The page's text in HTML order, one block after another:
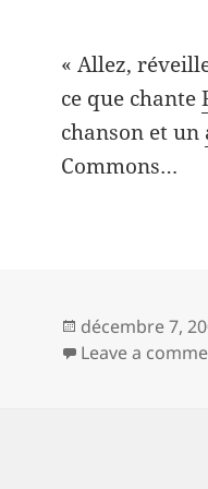
« Allez,
ce que chante
chanson et un
Commons…
Posted
on
décembre 7,
Leave a